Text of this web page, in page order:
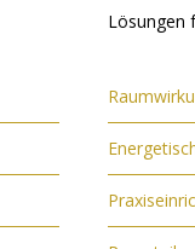
Lösungen